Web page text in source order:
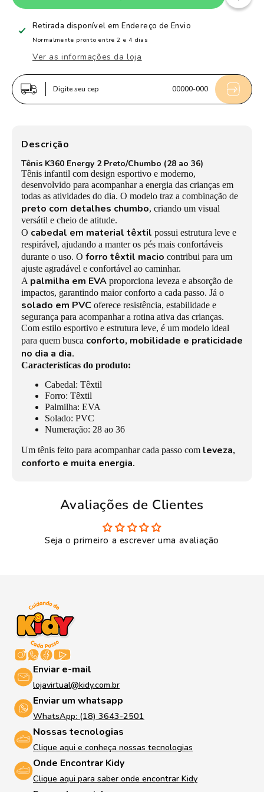
de
Tênis
Infantil
Menino
K360
Energy
Esportivo
de
Tênis
Infantil
Menino
Energy
Retirada disponível emEndereço de Envio
Normalmente pronto entre 2 e 4 dias
Ver as informações da loja
Digite seu cep 00000-000
Descrição
Tênis K360 Energy 2 Preto/Chumbo (28 ao 36)
Tênis infantil com design esportivo e moderno,
desenvolvido para acompanhar a energia das crianças em
todas as atividades do dia. O modelo traz a combinação de
preto com detalhes chumbo, criando um visual
versátil e cheio de atitude.
O cabedal em material têxtil possui estrutura leve e
respirável, ajudando a manter os pés mais confortáveis
durante o uso. O forro têxtil macio contribui para um
ajuste agradável e confortável ao caminhar.
A palmilha em EVA proporciona leveza e absorção de
impactos, garantindo maior conforto a cada passo. Já o
solado em PVC oferece resistência, estabilidade e
segurança para acompanhar a rotina ativa das crianças.
Com estilo esportivo e estrutura leve, é um modelo ideal
para quem busca conforto, mobilidade e praticidade
no dia a dia.
Características do produto:
Cabedal: Têxtil
Forro: Têxtil
Palmilha: EVA
Solado: PVC
Numeração: 28 ao 36
Um tênis feito para acompanhar cada passo com leveza,
conforto e muita energia.
Avaliações de Clientes
Seja o primeiro a escrever uma avaliação
Enviar e-mail
lojavirtual@kidy.com.br
Enviar um whatsapp
WhatsApp: (18) 3643-2501
Nossas tecnologias
Clique aqui e conheça nossas tecnologias
Onde Encontrar Kidy
Clique aqui para saber onde encontrar Kidy